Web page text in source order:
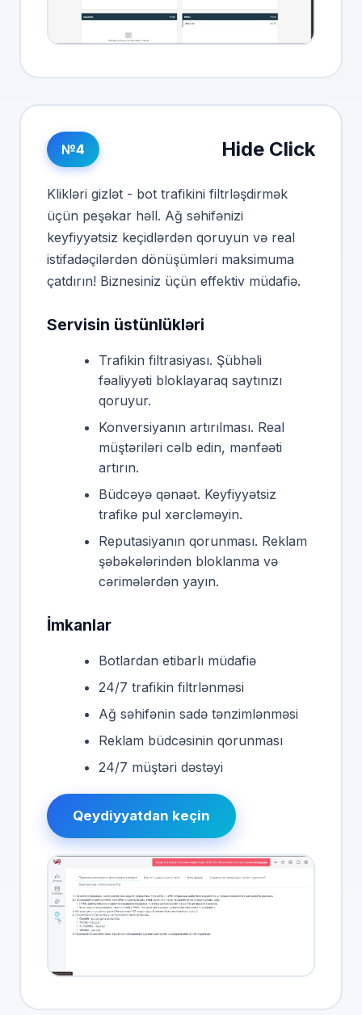
№4 Hide Click
Klikləri gizlət - bot trafikini filtrləşdirmək
üçün peşəkar həll. Ağ səhifənizi
keyfiyyətsiz keçidlərdən qoruyun və real
istifadəçilərdən dönüşümləri maksimuma
çatdırın! Biznesiniz üçün effektiv müdafiə.
Servisin üstünlükləri
Trafikin filtrasiyası. Şübhəli
fəaliyyəti bloklayaraq saytınızı
qoruyur.
Konversiyanın artırılması. Real
müştəriləri cəlb edin, mənfəəti
artırın.
Büdcəyə qənaət. Keyfiyyətsiz
trafikə pul xərcləməyin.
Reputasiyanın qorunması. Reklam
şəbəkələrindən bloklanma və
cərimələrdən yayın.
İmkanlar
Botlardan etibarlı müdafiə
24/7 trafikin filtrlənməsi
Ağ səhifənin sadə tənzimlənməsi
Reklam büdcəsinin qorunması
24/7 müştəri dəstəyi
Qeydiyyatdan keçin